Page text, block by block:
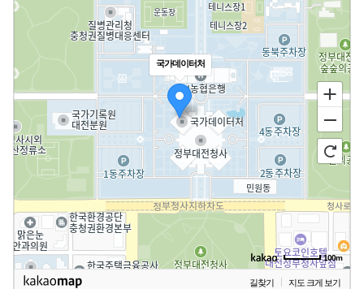
국가데이터처
100m
길찾기 지도 크게 보기